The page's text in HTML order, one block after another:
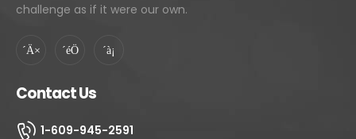
challenge as if it were our own.
Contact Us
1-609-945-2591